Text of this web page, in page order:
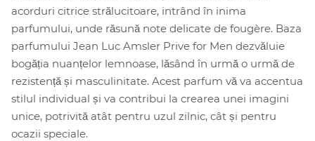
acorduri citrice strălucitoare, intrând în inima
parfumului, unde răsună note delicate de fougère. Baza
parfumului Jean Luc Amsler Prive for Men dezvăluie
bogăția nuanțelor lemnoase, lăsând în urmă o urmă de
rezistență și masculinitate. Acest parfum vă va accentua
stilul individual și va contribui la crearea unei imagini
unice, potrivită atât pentru uzul zilnic, cât și pentru
ocazii speciale.